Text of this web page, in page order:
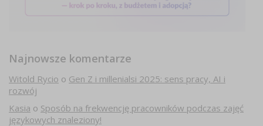
Najnowsze komentarze
Witold Rycio o Gen Z i millenialsi 2025: sens pracy, AI i
rozwój
Kasia o Sposób na frekwencję pracowników podczas zajęć
językowych znaleziony!